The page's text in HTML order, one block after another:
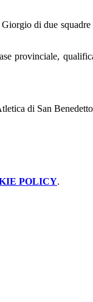
di due
provinciale,
di San
POLICY.